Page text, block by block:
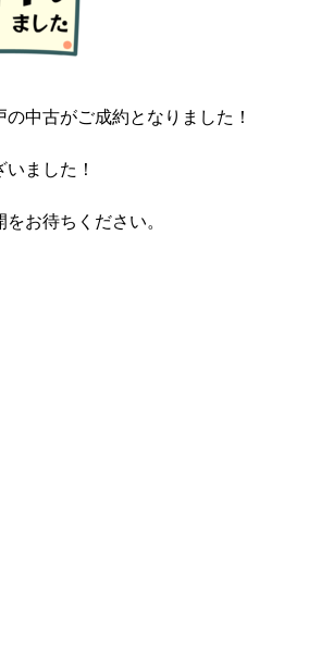
中古がご成約となりました！
ました！
お待ちください。